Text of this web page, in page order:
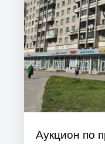
Аукцион по